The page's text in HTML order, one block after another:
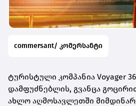
commersant/ კომერსანტი
ტურისტული კომპანია Voyager
დამფუძნებლის, გვანცა
ახლო აღმოსავლეთში